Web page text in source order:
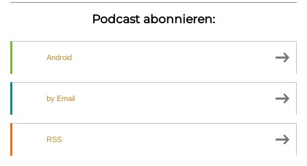
Podcast abonnieren:
Android
by Email
RSS